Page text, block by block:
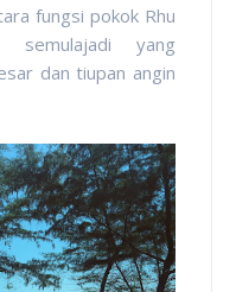
fungsi pokok Rhu
semulajadi yang
dan tiupan angin